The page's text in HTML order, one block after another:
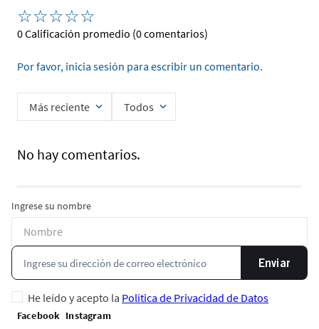
☆☆☆☆☆
0 Calificación promedio (0 comentarios)
Por favor, inicia sesión para escribir un comentario.
Más reciente Todos
No hay comentarios.
Ingrese su nombre
Enviar
He leído y acepto la Política de Privacidad de Datos